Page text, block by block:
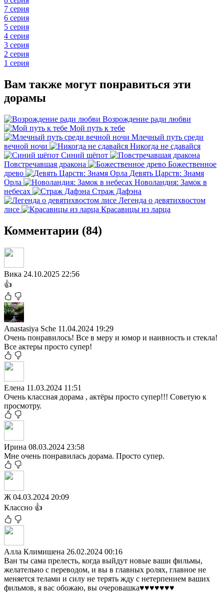
7 серия
6 серия
5 серия
4 серия
3 серия
2 серия
1 серия
Вам также могут понравиться эти
дорамы
Возрождение ради любви
Мой путь к тебе
Млечный путь среди
вечной ночи
Никогда не сдавайся
Синий шёпот
Повстречавшая дракона
Божественное
древо
Девять Царств: Знамя
Орла
Новоландия: Замок в
небесах
Страж Дафэна
Легенда о девятихвостом
лисе
Красавицы из ларца
Комментарии (84)
Вика 24.10.2025 22:56
👍
Anastasiya Sche 11.04.2024 19:29
Очень понравилось! Все в меру и юмор и наивность и стекла!
Все актеры просто супер!
Елена 11.03.2024 11:51
Очень классная дорама , актёры просто супер!!! Советую к
просмотру.
Ирина 08.03.2024 23:58
Мне очень понравилась дорама. Просто супер.
Ж 04.03.2024 20:09
Классно 👍
Алла Климишена 26.02.2024 00:16
Ван ты сама прелесть, когда выйдут новые ваши фильмы,
желательно с переводом, и вы в главных ролях, главное не
меняется телами и силу не терять жду с нетерпением ваших
фильмов, я вас обожаю, вы очеровашка♥️♥️♥️♥️♥️♥️♥️